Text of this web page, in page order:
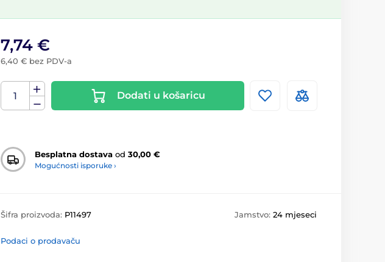
7,74 €
6,40 € bez PDV-a
Dodati u košaricu
Besplatna dostava od 30,00 €
Mogućnosti isporuke ›
Šifra proizvoda: P11497 Jamstvo: 24 mjeseci
Podaci o prodavaču